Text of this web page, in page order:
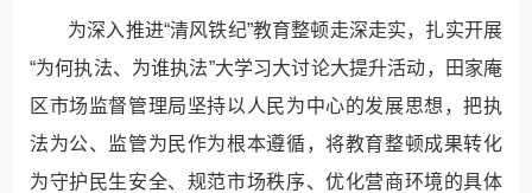
为深入推进“清风铁纪”教育整顿走深走实，扎实开展
“为何执法、为谁执法”大学习大讨论大提升活动，田家庵
区市场监督管理局坚持以人民为中心的发展思想，把执
法为公、监管为民作为根本遵循，将教育整顿成果转化
为守护民生安全、规范市场秩序、优化营商环境的具体